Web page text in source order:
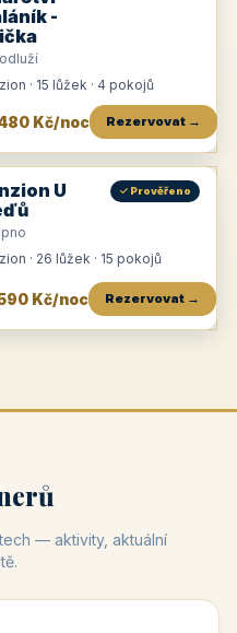
-
· 15 lůžek · 4 pokojů
Kč/noc Rezervovat →
U
✓ Prověřeno
· 26 lůžek · 15 pokojů
Kč/noc Rezervovat →
— aktivity, aktuální